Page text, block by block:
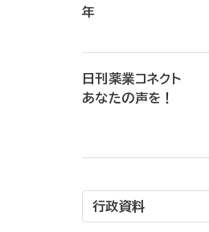
年
日刊薬業コネクト
あなたの声を！
行政資料